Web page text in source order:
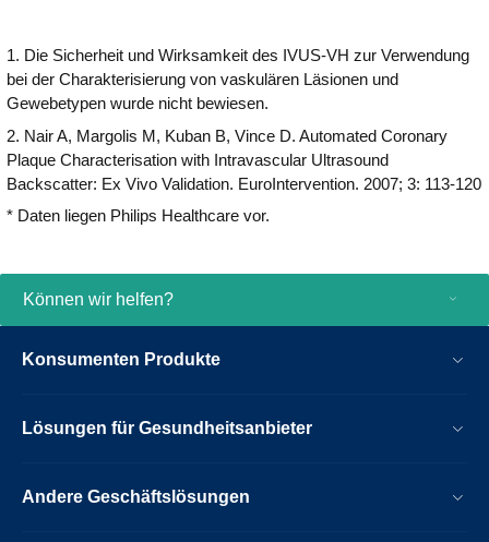
für die Koregistrierung mit der
Angiographie.
begründen und die Therapieergebnisse zu
verifizieren.
1. Die Sicherheit und Wirksamkeit des IVUS-VH zur Verwendung
bei der Charakterisierung von vaskulären Läsionen und
Gewebetypen wurde nicht bewiesen.
2. Nair A, Margolis M, Kuban B, Vince D. Automated Coronary
Plaque Characterisation with Intravascular Ultrasound
Backscatter: Ex Vivo Validation. EuroIntervention. 2007; 3: 113-120
* Daten liegen Philips Healthcare vor.
Können wir helfen?
Konsumenten Produkte
Lösungen für Gesundheitsanbieter
Andere Geschäftslösungen